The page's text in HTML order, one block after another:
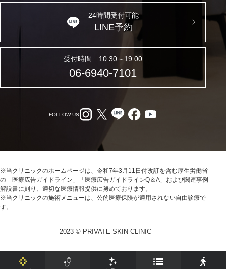
24時間受付可能
LINE予約
受付時間 10:30～19:00
06-6940-7101
FOLLOW US
※当クリニックのホームページは、令和7年3月11日付改訂を含む厚生労働省
の「医療広告ガイドライン」「医療広告ガイドラインQ＆A」および関連事例
解説書に則り、適切な医療情報提供に努めております。
※当クリニックの施術メニューは、公的医療保険が適用されない自由診療で
す。
2023 © PRIVATE SKIN CLINIC